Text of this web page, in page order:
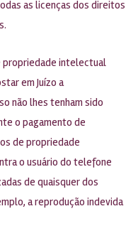
as licenças dos direitos
propriedade intelectual
em Juízo a
não lhes tenham sido
o pagamento de
de propriedade
o usuário do telefone
de quaisquer dos
a reprodução indevida